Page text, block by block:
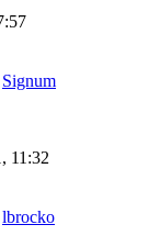
Signum
11:32
lbrocko